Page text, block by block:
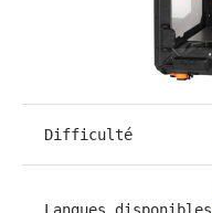
Difficulté